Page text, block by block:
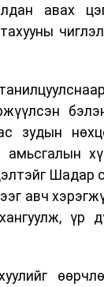
авах
зудын
авч
үр